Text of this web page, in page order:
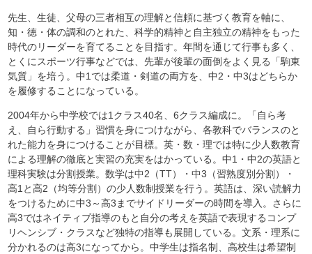
先生、生徒、父母の三者相互の理解と信頼に基づく教育を軸に、
知・徳・体の調和のとれた、科学的精神と自主独立の精神をもった
時代のリーダーを育てることを目指す。年間を通じて行事も多く、
とくにスポーツ行事などでは、先輩が後輩の面倒をよく見る「駒東
気質」を培う。中1では柔道・剣道の両方を、中2・中3はどちらか
を履修することになっている。
2004年から中学校では1クラス40名、6クラス編成に。「自ら考
え、自ら行動する」習慣を身につけながら、各教科でバランスのと
れた能力を身につけることが目標。英・数・理では特に少人数教育
による理解の徹底と実習の充実をはかっている。中1・中2の英語と
理科実験は分割授業。数学は中2（TT）・中3（習熟度別分割）・
高1と高2（均等分割）の少人数制授業を行う。英語は、深い読解力
をつけるために中3～高3までサイドリーダーの時間を導入。さらに
高3ではネイティブ指導のもと自分の考えを英語で表現するコンプ
リヘンシブ・クラスなど独特の指導も展開している。文系・理系に
分かれるのは高3になってから。中学生は指名制、高校生は希望制